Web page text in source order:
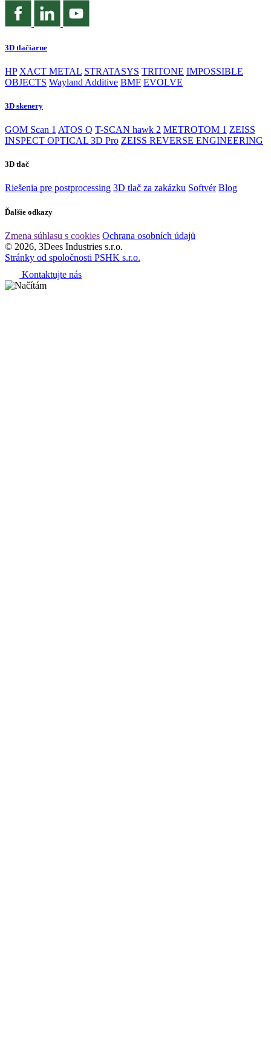
3D tlačiarne
HP XACT METAL STRATASYS TRITONE IMPOSSIBLE
OBJECTS Wayland Additive BMF EVOLVE
3D skenery
GOM Scan 1 ATOS Q T-SCAN hawk 2 METROTOM 1 ZEISS
INSPECT OPTICAL 3D Pro ZEISS REVERSE ENGINEERING
3D tlač
Riešenia pre postprocessing 3D tlač za zakázku Softvér Blog
Ďalšie odkazy
Zmena súhlasu s cookies Ochrana osobních údajů
© 2026, 3Dees Industries s.r.o.
Stránky od spoločnosti PSHK s.r.o.
Kontaktujte nás